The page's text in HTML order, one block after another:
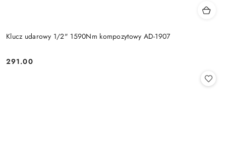
Klucz udarowy 1/2" 1590Nm kompozytowy AD-1907
Cena:
291.00